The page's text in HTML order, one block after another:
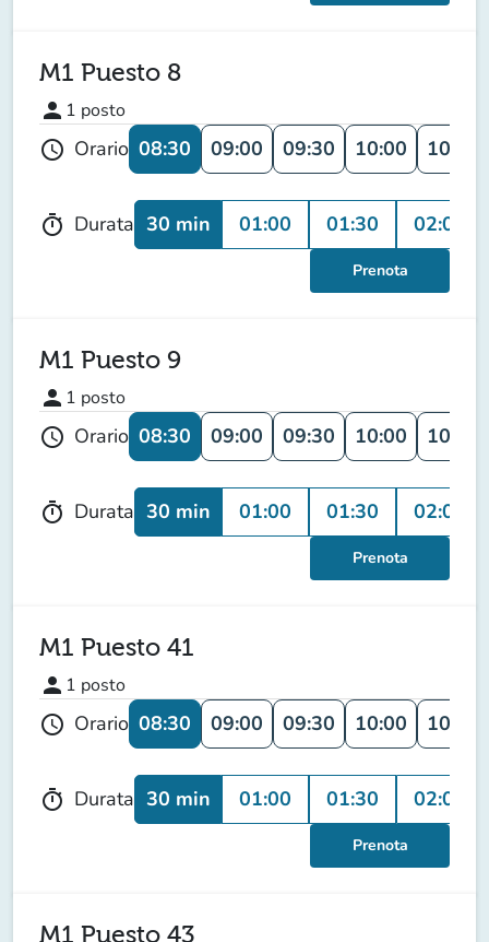
M1 Puesto 8
person 1 posto
schedule Orario 08:30 09:00 09:30 10:00 10:30
timer Durata 30 min 01:00 01:30 02:00
Prenota
M1 Puesto 9
person 1 posto
schedule Orario 08:30 09:00 09:30 10:00 10:30
timer Durata 30 min 01:00 01:30 02:00
Prenota
M1 Puesto 41
person 1 posto
schedule Orario 08:30 09:00 09:30 10:00 10:30
timer Durata 30 min 01:00 01:30 02:00
Prenota
M1 Puesto 43